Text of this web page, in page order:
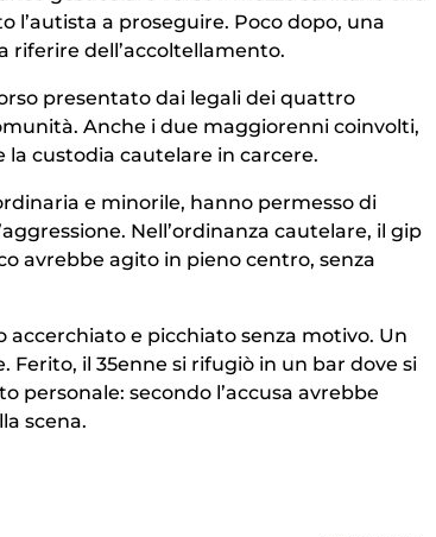
l’autista a proseguire. Poco dopo, una
riferire dell’accoltellamento.
presentato dai legali dei quattro
Anche i due maggiorenni coinvolti,
la custodia cautelare in carcere.
e minorile, hanno permesso di
Nell’ordinanza cautelare, il gip
avrebbe agito in pieno centro, senza
e picchiato senza motivo. Un
Ferito, il 35enne si rifugiò in un bar dove si
personale: secondo l’accusa avrebbe
scena.